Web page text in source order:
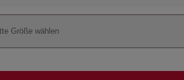
Größe wählen